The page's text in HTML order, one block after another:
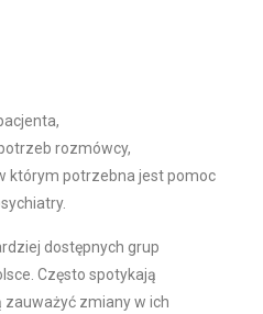
rozmówcy,
którym potrzebna jest pomoc
dostępnych grup
Często spotykają
zmiany w ich